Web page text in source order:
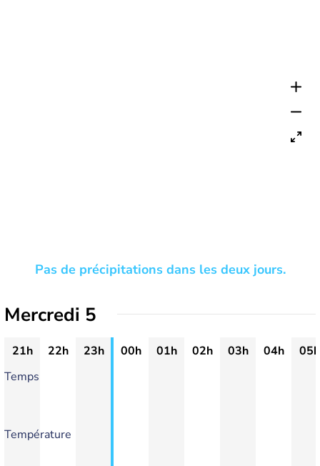
Pas de précipitations dans les deux jours.
Mercredi 5
21h 22h 23h 00h 01h 02h 03h 04h
05h
Temps
Température